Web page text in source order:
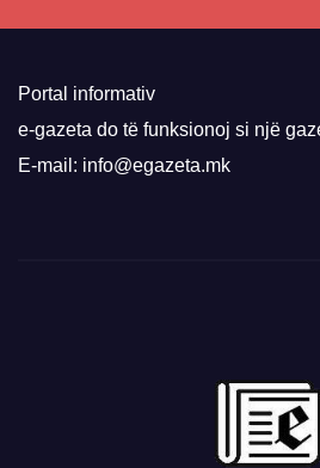
Portal informativ
e-gazeta do të funksionoj si një
E-mail: info@egazeta.mk